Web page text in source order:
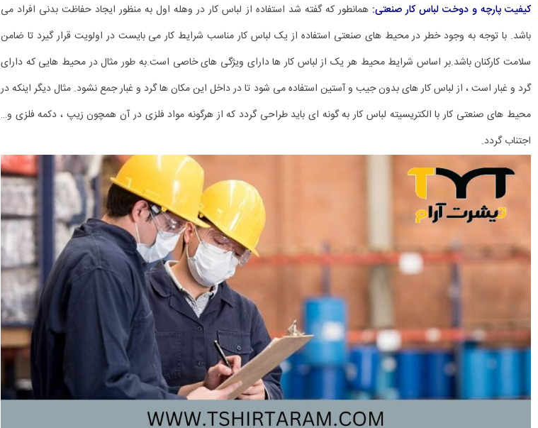
کیفیت پارچه و دوخت لباس کار صنعتی:همانطور که گفته شد استفاده از لباس کار در وهله اول به منظور ایجاد حفاظت بدنی افراد می
باشد. با توجه به وجود خطر در محیط های صنعتی استفاده از یک لباس کار مناسب شرایط کار می بایست در اولویت قرار گیرد تا ضامن
سلامت کارکنان باشد.بر اساس شرایط محیط هر یک از لباس کار ها دارای ویژگی های خاصی است.به طور مثال در محیط هایی که دارای
گرد و غبار است ، از لباس کار های بدون جیب و آستین استفاده می شود تا در داخل این مکان ها گرد و غبار جمع نشود. مثال دیگر اینکه در
محیط های صنعتی کار با الکتریسیته لباس کار به گونه ای باید طراحی گردد که از هرگونه مواد فلزی در آن همچون زیپ ، دکمه فلزی و…
اجتناب گردد.